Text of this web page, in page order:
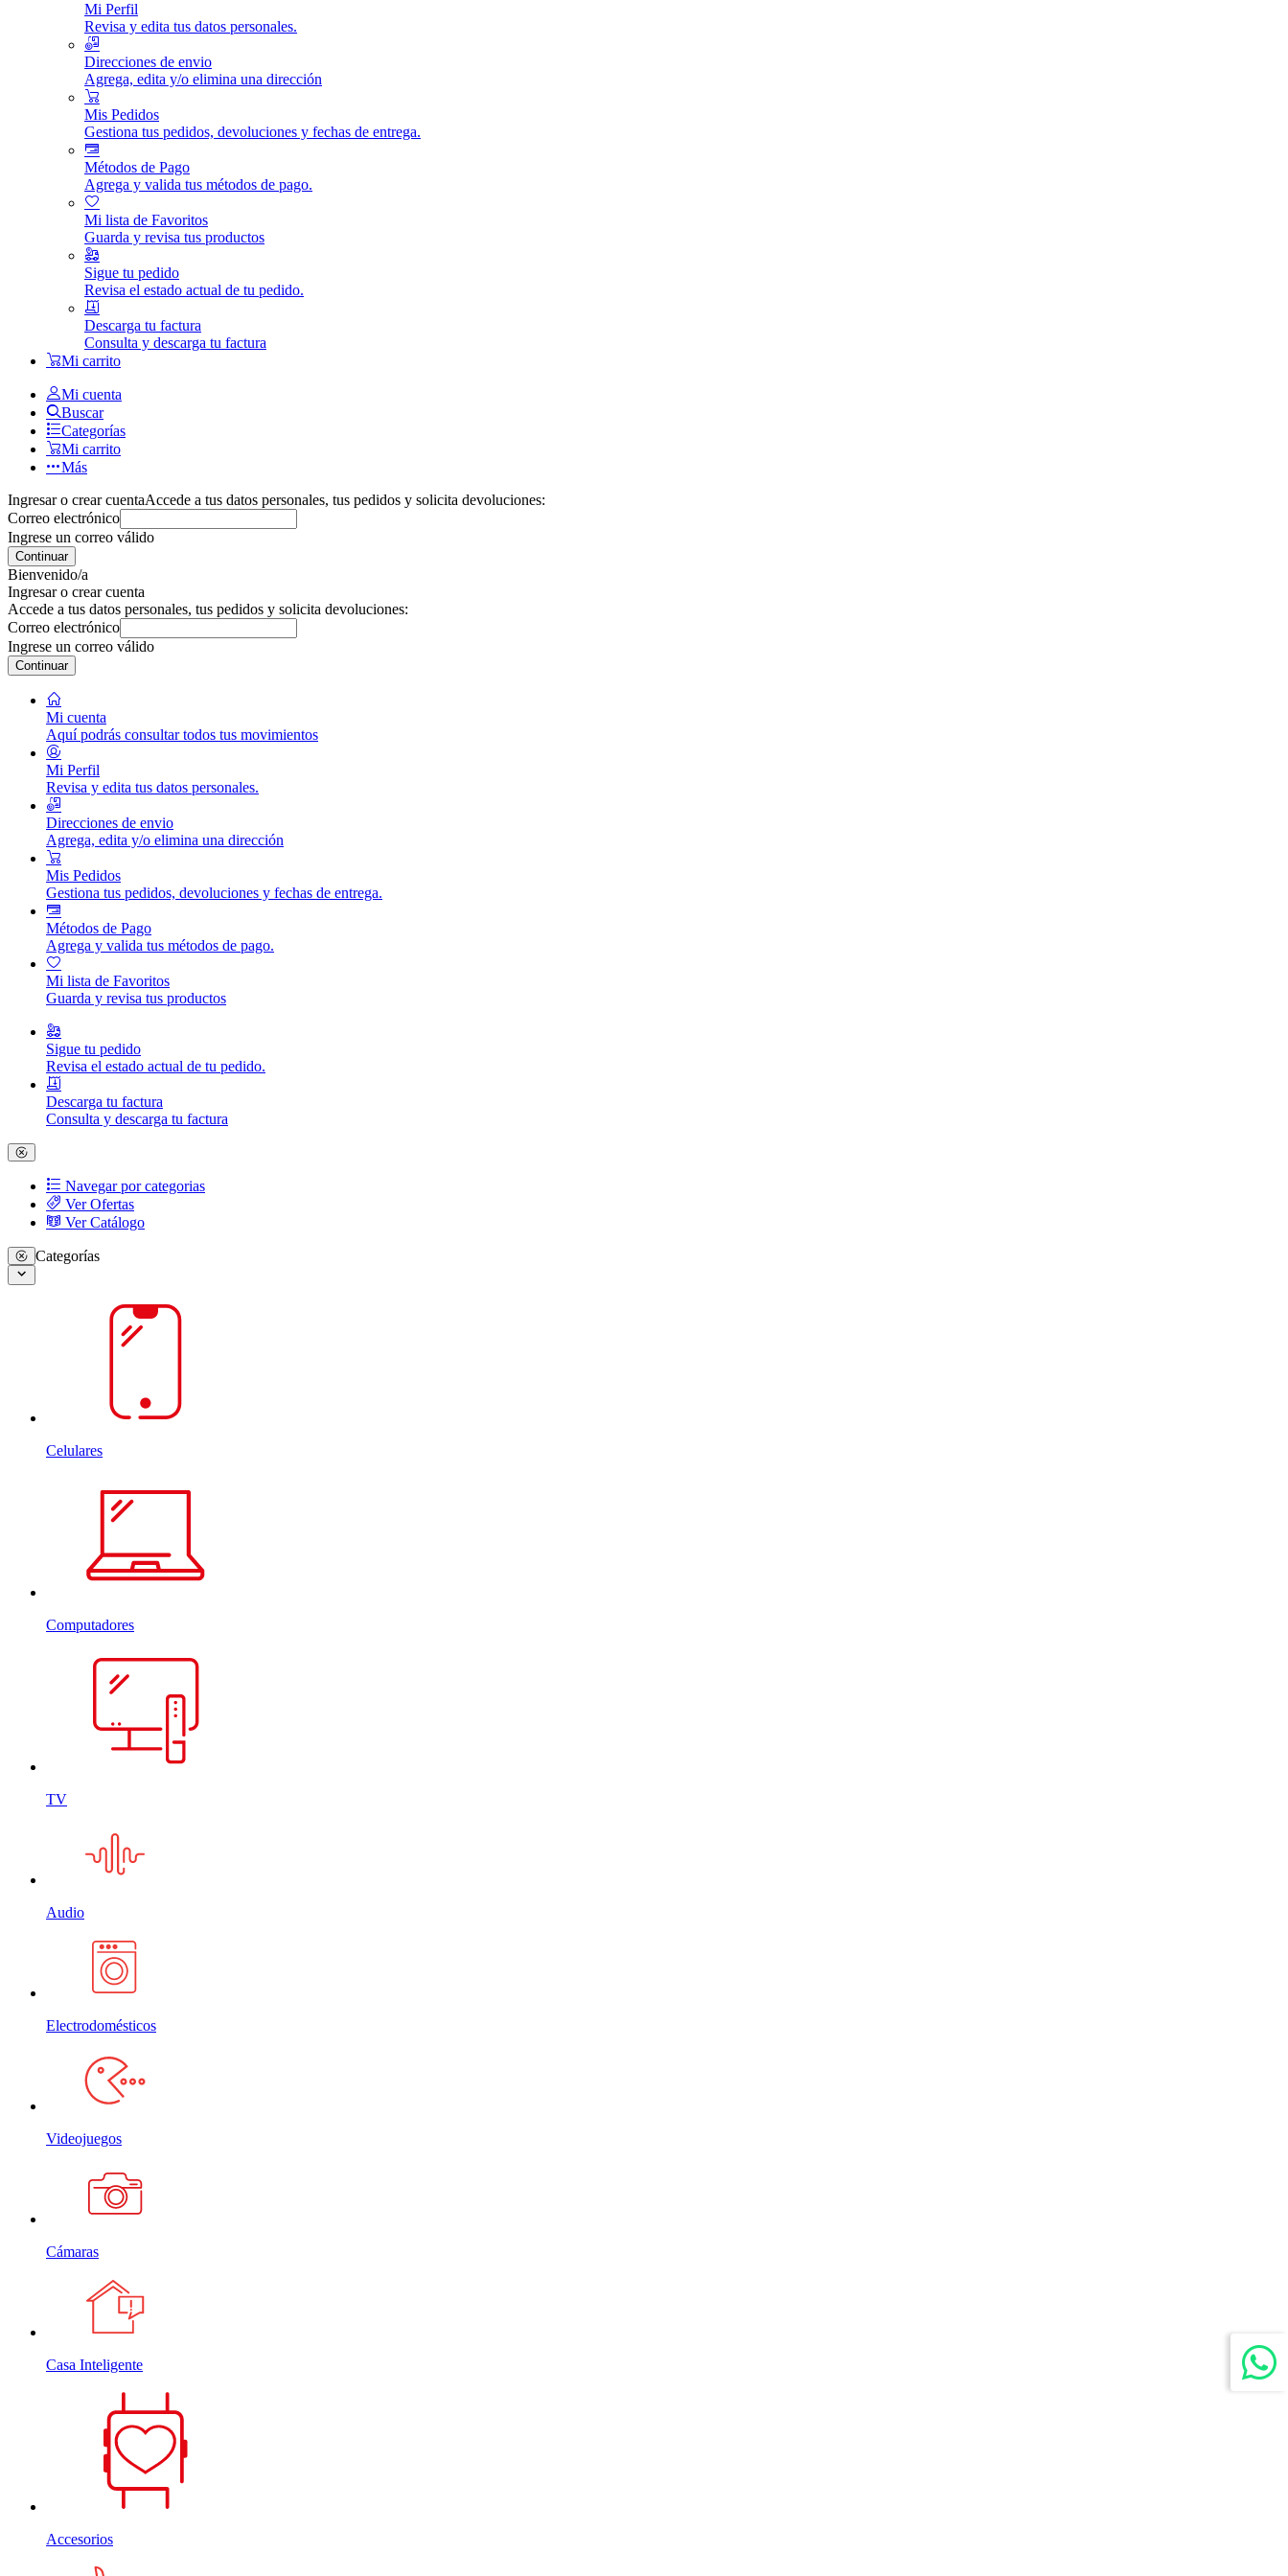
Mi Perfil
Revisa y edita tus datos personales.
Direcciones de envio
Agrega, edita y/o elimina una dirección
Mis Pedidos
Gestiona tus pedidos, devoluciones y fechas de entrega.
Métodos de Pago
Agrega y valida tus métodos de pago.
Mi lista de Favoritos
Guarda y revisa tus productos
Sigue tu pedido
Revisa el estado actual de tu pedido.
Descarga tu factura
Consulta y descarga tu factura
Mi carrito
Mi cuenta
Buscar
Categorías
Mi carrito
Más
Ingresar o crear cuentaAccede a tus datos personales, tus pedidos y solicita devoluciones:
Correo electrónico
Ingrese un correo válido
Continuar
Bienvenido/a
Ingresar o crear cuenta
Accede a tus datos personales, tus pedidos y solicita devoluciones:
Correo electrónico
Ingrese un correo válido
Continuar
Mi cuenta
Aquí podrás consultar todos tus movimientos
Mi Perfil
Revisa y edita tus datos personales.
Direcciones de envio
Agrega, edita y/o elimina una dirección
Mis Pedidos
Gestiona tus pedidos, devoluciones y fechas de entrega.
Métodos de Pago
Agrega y valida tus métodos de pago.
Mi lista de Favoritos
Guarda y revisa tus productos
Sigue tu pedido
Revisa el estado actual de tu pedido.
Descarga tu factura
Consulta y descarga tu factura
Navegar por categorias
Ver Ofertas
Ver Catálogo
Categorías
Celulares
Computadores
TV
Audio
Electrodomésticos
Videojuegos
Cámaras
Casa Inteligente
Accesorios